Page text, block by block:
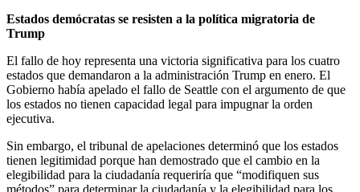
Estados demócratas se resisten a la política migratoria de
Trump
El fallo de hoy representa una victoria significativa para los cuatro
estados que demandaron a la administración Trump en enero. El
Gobierno había apelado el fallo de Seattle con el argumento de que
los estados no tienen capacidad legal para impugnar la orden
ejecutiva.
Sin embargo, el tribunal de apelaciones determinó que los estados
tienen legitimidad porque han demostrado que el cambio en la
elegibilidad para la ciudadanía requeriría que “modifiquen sus